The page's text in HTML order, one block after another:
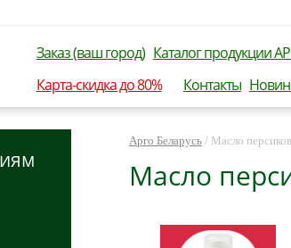
Заказ (ваш город) Каталог продукции
Карта-скидка до 80%
Контакты
Арго Беларусь / Масло
Масло